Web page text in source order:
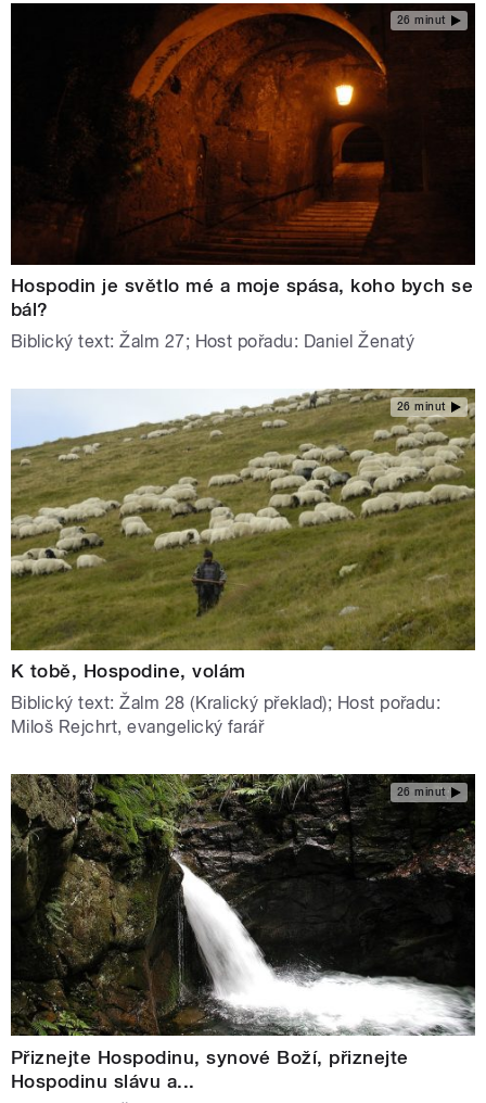
26 minut
Hospodin je světlo mé a moje spása, koho bych se
bál?
Biblický text: Žalm 27; Host pořadu: Daniel Ženatý
26 minut
K tobě, Hospodine, volám
Biblický text: Žalm 28 (Kralický překlad); Host pořadu:
Miloš Rejchrt, evangelický farář
26 minut
Přiznejte Hospodinu, synové Boží, přiznejte
Hospodinu slávu a...